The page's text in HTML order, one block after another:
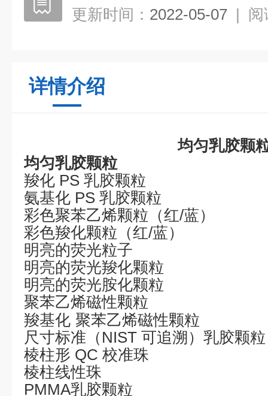
更新时间： 2022-05-07 | 阅
详情介绍
均匀乳胶颗
均匀乳胶颗粒
羧化 PS 乳胶颗粒
氨基化 PS 乳胶颗粒
彩色聚苯乙烯颗粒（红/蓝）
彩色羧化颗粒（红/蓝）
明亮的荧光粒子
明亮的荧光羧化颗粒
明亮的荧光胺化颗粒
聚苯乙烯磁性颗粒
羧基化 聚苯乙烯磁性颗粒
尺寸标准（ NIST 可追溯）乳胶颗粒
棱柱形 QC 校准珠
棱柱线性珠
PMMA乳胶颗粒